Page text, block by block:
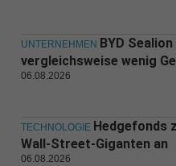
UNTERNEHMEN BYD
vergleichsweise wenig
06.08.2026
TECHNOLOGIE Hedgefonds
Wall-Street-Giganten an
06.08.2026